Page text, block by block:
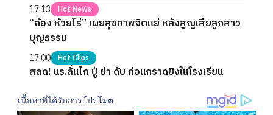
17:13 Hot News
“ก้อง ห้วยไร่” เผยสุขภาพจิตแย่ หลังสูญเสียลูกสาว
บุญธรรม
17:00 Hot Clips
สลด! นร.ลั่นไก ปู่ ย่า ดับ ก่อนกราดยิงในโรงเรียน